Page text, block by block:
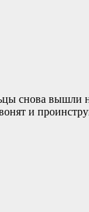
снова вышли
и